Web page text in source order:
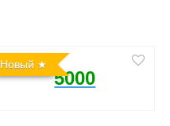
Новый
5000